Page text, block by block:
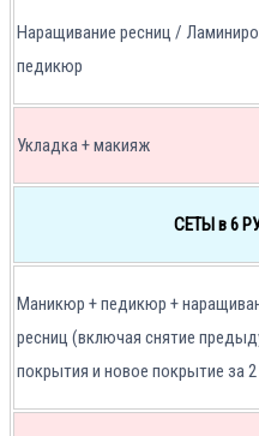
Наращивание ресниц /
педикюр
Укладка + макияж
СЕТЫ в 6
Маникюр + педикюр +
ресниц (включая снятие
покрытия и новое покрытие за 2